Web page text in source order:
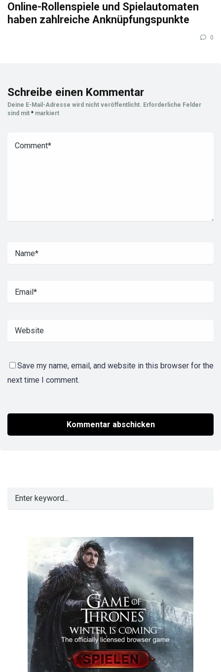
Online-Rollenspiele und Spielautomaten
haben zahlreiche Anknüpfungspunkte
0
Schreibe einen Kommentar
Deine E-Mail-Adresse wird nicht veröffentlicht. Erforderliche Felder
sind mit * markiert
Save my name, email, and website in this browser for the
next time I comment.